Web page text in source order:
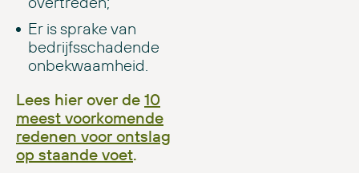
Er is sprake van
bedrijfsschadende
onbekwaamheid.
Lees hier over de 10
meest voorkomende
redenen voor ontslag
op staande voet.